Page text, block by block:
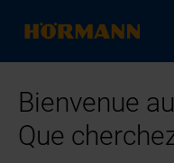
Bienvenue
Que